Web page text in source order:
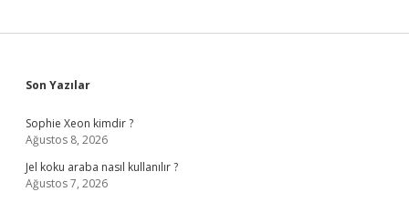
Sidebar
Son Yazılar
Sophie Xeon kimdir ?
Ağustos 8, 2026
Jel koku araba nasıl kullanılır ?
Ağustos 7, 2026